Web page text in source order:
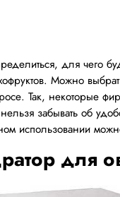
для чего
Можно
Так, некоторые
забывать об
использовании
для